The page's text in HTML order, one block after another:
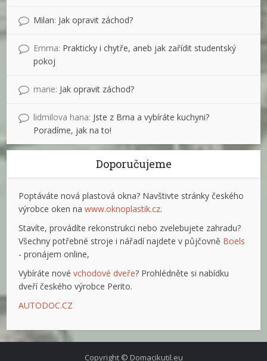
Milan: Jak opravit záchod?
Emma: Prakticky i chytře, aneb jak zařídit studentský
pokoj
marie: Jak opravit záchod?
lidmilova hana: Jste z Brna a vybíráte kuchyni?
Poradíme, jak na to!
Doporučujeme
Poptáváte nová plastová okna? Navštivte stránky českého
výrobce oken nawww.oknoplastik.cz.
Stavíte, provádíte rekonstrukci nebo zvelebujete zahradu?
Všechny potřebné stroje i nářadí najdete v půjčovně Boels
- pronájem online,
Vybíráte novévchodové dveře? Prohlédněte si nabídku
dveří českého výrobce Perito.
AUTODOC.CZ
Copyright © Domacikutil.eu